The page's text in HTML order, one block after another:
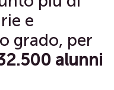
e
grado, per
alunni